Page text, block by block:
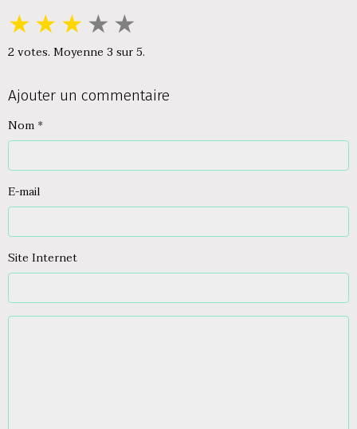
★★★★★
2votes. Moyenne 3 sur 5.
Ajouter un commentaire
Nom
E-mail
Site Internet